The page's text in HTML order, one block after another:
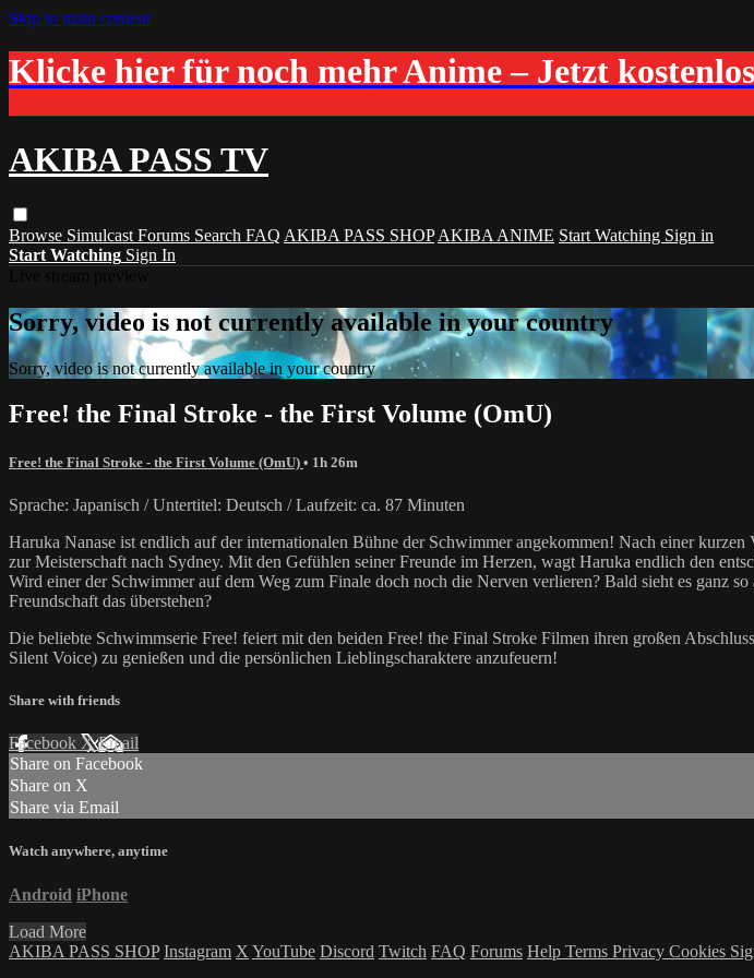
Skip to main content
Klicke hier für noch mehr Anime – Jetzt
AKIBA PASS TV
Browse Simulcast Forums Search FAQ AKIBA PASS SHOP AKIBA ANIME Start Watching Sign in
Start Watching Sign In
Sorry, video is not currently available in your country
Sorry, video is not currently available in your country
Free! the Final Stroke - the First Volume (OmU)
Free! the Final Stroke - the First Volume (OmU) • 1h 26m
Sprache: Japanisch / Untertitel: Deutsch / Laufzeit: ca. 87 Minuten
Haruka Nanase ist endlich auf der internationalen Bühne der Schwimmer angekommen! Nach einer
zur Meisterschaft nach Sydney. Mit den Gefühlen seiner Freunde im Herzen, wagt Haruka endlich den
Wird einer der Schwimmer auf dem Weg zum Finale doch noch die Nerven verlieren? Bald sieht es ganz
Freundschaft das überstehen?
Die beliebte Schwimmserie Free! feiert mit den beiden Free! the Final Stroke Filmen ihren großen
Silent Voice) zu genießen und die persönlichen Lieblingscharaktere anzufeuern!
Share with friends
Facebook XEmail
Share on Facebook
Share on X
Share via Email
Watch anywhere, anytime
Android iPhone
Load More
AKIBA PASS SHOP Instagram X YouTube Discord Twitch FAQ Forums Help Terms Privacy Cookies